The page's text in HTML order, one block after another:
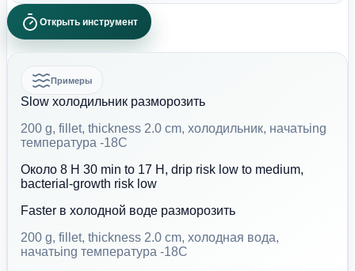
Открыть инструмент
Примеры
Slow холодильник разморозить
200 g, fillet, thickness 2.0 cm, холодильник, начатьing
температура -18C
Около 8 H 30 min to 17 H, drip risk low to medium,
bacterial-growth risk low
Faster в холодной воде разморозить
200 g, fillet, thickness 2.0 cm, холодная вода,
начатьing температура -18C